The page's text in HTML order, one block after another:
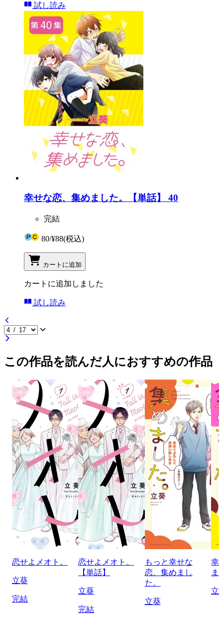
試し読み
幸せな恋、集めました。【単話】 40
完結
80/¥88(税込)
カートに追加
カートに追加しました
試し読み
この作品を読んだ人におすすめの作品
恋せよメオト。
立葵
完結
恋せよメオト。
【単話】
立葵
完結
もっと幸せな
恋、集めまし
た。
立葵
幸
ま
立